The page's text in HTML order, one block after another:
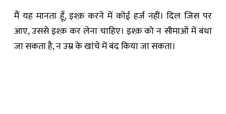
मैं यह मानता हूँ, इश्क़ करने में कोई हर्ज नहीं। दिल जिस पर
आए, उससे इश्क़ कर लेना चाहिए। इश्क़ को न सीमाओं में बंधा
जा सकता है, न उम्र के खांचे में बंद किया जा सकता।